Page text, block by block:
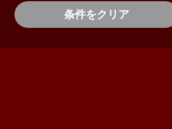
条件をクリア